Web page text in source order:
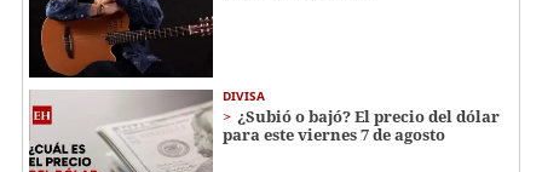
DIVISA
¿Subió o bajó? El precio del dólar
para este viernes 7 de agosto